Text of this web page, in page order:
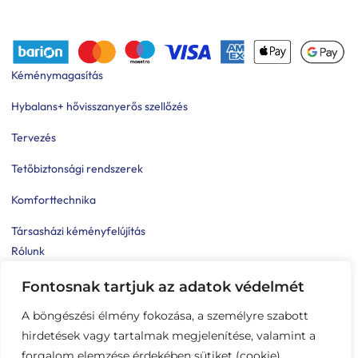
Fontosnak tartjuk az adatok védelmét
A böngészési élmény fokozása, a személyre szabott
hirdetések vagy tartalmak megjelenítése, valamint a
Kéménymagasítás
Hybalans+ hővisszanyerős szellőzés
Tervezés
Tetőbiztonsági rendszerek
Komforttechnika
Társasházi kéményfelújítás
Rólunk
Portfólió
Hírek
Kapcsolat